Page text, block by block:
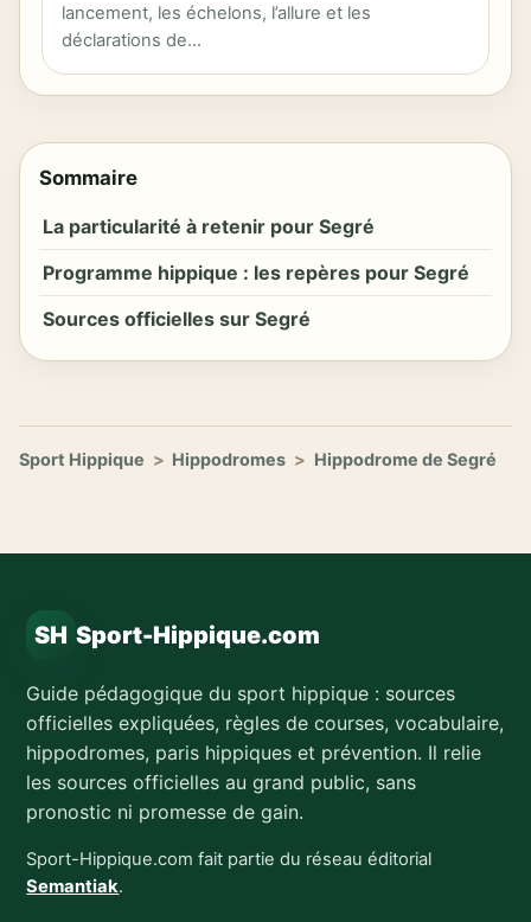
lancement, les échelons, l’allure et les
déclarations de…
Sommaire
La particularité à retenir pour Segré
Programme hippique : les repères pour Segré
Sources officielles sur Segré
Sport Hippique > Hippodromes > Hippodrome de Segré
SH Sport-Hippique.com
Guide pédagogique du sport hippique : sources
officielles expliquées, règles de courses, vocabulaire,
hippodromes, paris hippiques et prévention. Il relie
les sources officielles au grand public, sans
pronostic ni promesse de gain.
Sport-Hippique.com fait partie du réseau éditorial
Semantiak.